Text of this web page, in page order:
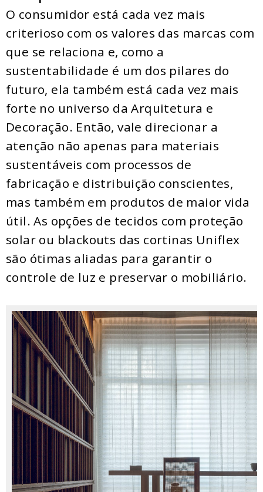
O consumidor está cada vez mais
criterioso com os valores das marcas com
que se relaciona e, como a
sustentabilidade é um dos pilares do
futuro, ela também está cada vez mais
forte no universo da Arquitetura e
Decoração. Então, vale direcionar a
atenção não apenas para materiais
sustentáveis com processos de
fabricação e distribuição conscientes,
mas também em produtos de maior vida
útil. As opções de tecidos com proteção
solar ou blackouts das cortinas Uniflex
são ótimas aliadas para garantir o
controle de luz e preservar o mobiliário.